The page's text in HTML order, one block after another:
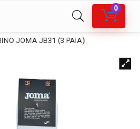
0
JOMA JB31 (3 PAIA)